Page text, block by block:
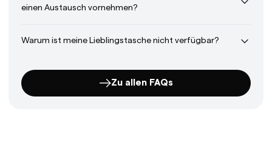
einen Austausch vornehmen?
Warum ist meine Lieblingstasche nicht verfügbar?
Zu allen FAQs